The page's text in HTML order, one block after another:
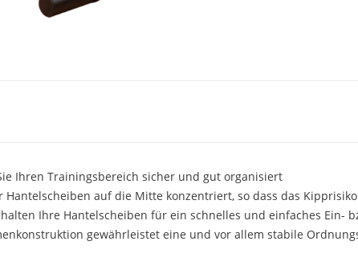
Ihren Trainingsbereich sicher und gut organisiert
Hantelscheiben auf die Mitte konzentriert, so dass das
Ihre Hantelscheiben für ein schnelles und einfaches Ein-
gewährleistet eine und vor allem stabile